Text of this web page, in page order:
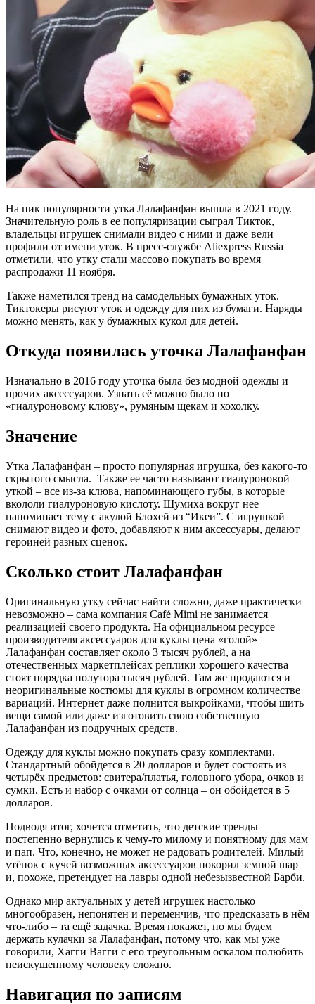
На пик популярности утка Лалафанфан вышла в 2021 году.
Значительную роль в ее популяризации сыграл Тикток,
владельцы игрушек снимали видео с ними и даже вели
профили от имени уток. В пресс-службе Aliexpress Russia
отметили, что утку стали массово покупать во время
распродажи 11 ноября.
Также наметился тренд на самодельных бумажных уток.
Тиктокеры рисуют уток и одежду для них из бумаги. Наряды
можно менять, как у бумажных кукол для детей.
Откуда появилась уточка Лалафанфан
Изначально в 2016 году уточка была без модной одежды и
прочих аксессуаров. Узнать её можно было по
«гиалуроновому клюву», румяным щекам и хохолку.
Значение
Утка Лалафанфан – просто популярная игрушка, без какого-то
скрытого смысла. Также ее часто называют гиалуроновой
уткой – все из-за клюва, напоминающего губы, в которые
вкололи гиалуроновую кислоту. Шумиха вокруг нее
напоминает тему с акулой Блохей из “Икеи”. С игрушкой
снимают видео и фото, добавляют к ним аксессуары, делают
героиней разных сценок.
Сколько стоит Лалафанфан
Оригинальную утку сейчас найти сложно, даже практически
невозможно – сама компания Café Mimi не занимается
реализацией своего продукта. На официальном ресурсе
производителя аксессуаров для куклы цена «голой»
Лалафанфан составляет около 3 тысяч рублей, а на
отечественных маркетплейсах реплики хорошего качества
стоят порядка полутора тысяч рублей. Там же продаются и
неоригинальные костюмы для куклы в огромном количестве
вариаций. Интернет даже полнится выкройками, чтобы шить
вещи самой или даже изготовить свою собственную
Лалафанфан из подручных средств.
Одежду для куклы можно покупать сразу комплектами.
Стандартный обойдется в 20 долларов и будет состоять из
четырёх предметов: свитера/платья, головного убора, очков и
сумки. Есть и набор с очками от солнца – он обойдется в 5
долларов.
Подводя итог, хочется отметить, что детские тренды
постепенно вернулись к чему-то милому и понятному для мам
и пап. Что, конечно, не может не радовать родителей. Милый
утёнок с кучей возможных аксессуаров покорил земной шар
и, похоже, претендует на лавры одной небезызвестной Барби.
Однако мир актуальных у детей игрушек настолько
многообразен, непонятен и переменчив, что предсказать в нём
что-либо – та ещё задачка. Время покажет, но мы будем
держать кулачки за Лалафанфан, потому что, как мы уже
говорили, Хагги Вагги с его треугольным оскалом полюбить
неискушенному человеку сложно.
Навигация по записям